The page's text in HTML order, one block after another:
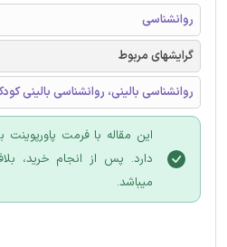
روانشناسی
گرایشهای مربوط
روانشناسی بالینی، روانشناسی بالینی
این مقاله با فرمت
دارد. پس از انجام خرید،
میباشد.